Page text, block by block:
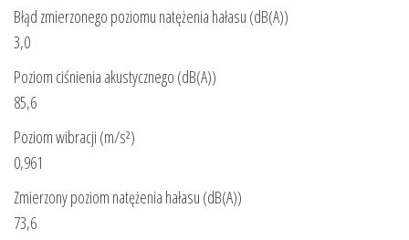
Błąd zmierzonego poziomu natężenia hałasu (dB(A))
3,0
Poziom ciśnienia akustycznego (dB(A))
85,6
Poziom wibracji (m/s²)
0,961
Zmierzony poziom natężenia hałasu (dB(A))
73,6